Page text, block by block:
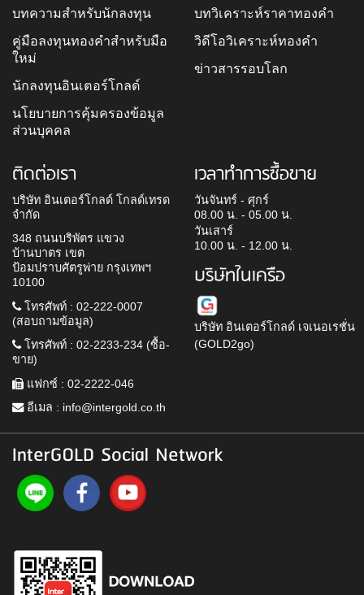
บทความสำหรับนักลงทุน
คู่มือลงทุนทองคำสำหรับมือ
ใหม่
นักลงทุนอินเตอร์โกลด์
นโยบายการคุ้มครองข้อมูล
ส่วนบุคคล
บทวิเคราะห์ราคาทองคำ
วิดีโอวิเคราะห์ทองคำ
ข่าวสารรอบโลก
ติดต่อเรา
บริษัท อินเตอร์โกลด์ โกลด์เทรด
จำกัด
348 ถนนบริพัตร แขวง
บ้านบาตร เขต
ป้อมปราบศัตรูพ่าย กรุงเทพฯ
10100
โทรศัพท์ : 02-222-0007
(สอบถามข้อมูล)
โทรศัพท์ : 02-2233-234 (ซื้อ-
ขาย)
แฟกซ์ : 02-2222-046
อีเมล : info@intergold.co.th
เวลาทำการซื้อขาย
วันจันทร์ - ศุกร์
08.00 น. - 05.00 น.
วันเสาร์
10.00 น. - 12.00 น.
บริษัทในเครือ
บริษัท อินเตอร์โกลด์ เจเนอเรชั่น
(GOLD2go)
InterGOLD Social Network